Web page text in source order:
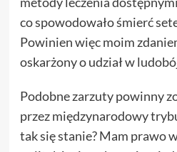
co spowodowało śmierć
Powinien więc moim
oskarżony o udział w
Podobne zarzuty powinny
przez międzynarodowy
tak się stanie? Mam prawo